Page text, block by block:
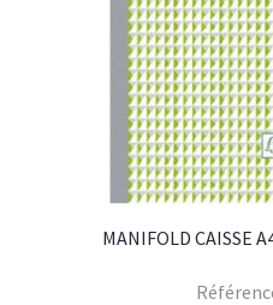
MANIFOLD CAISSE